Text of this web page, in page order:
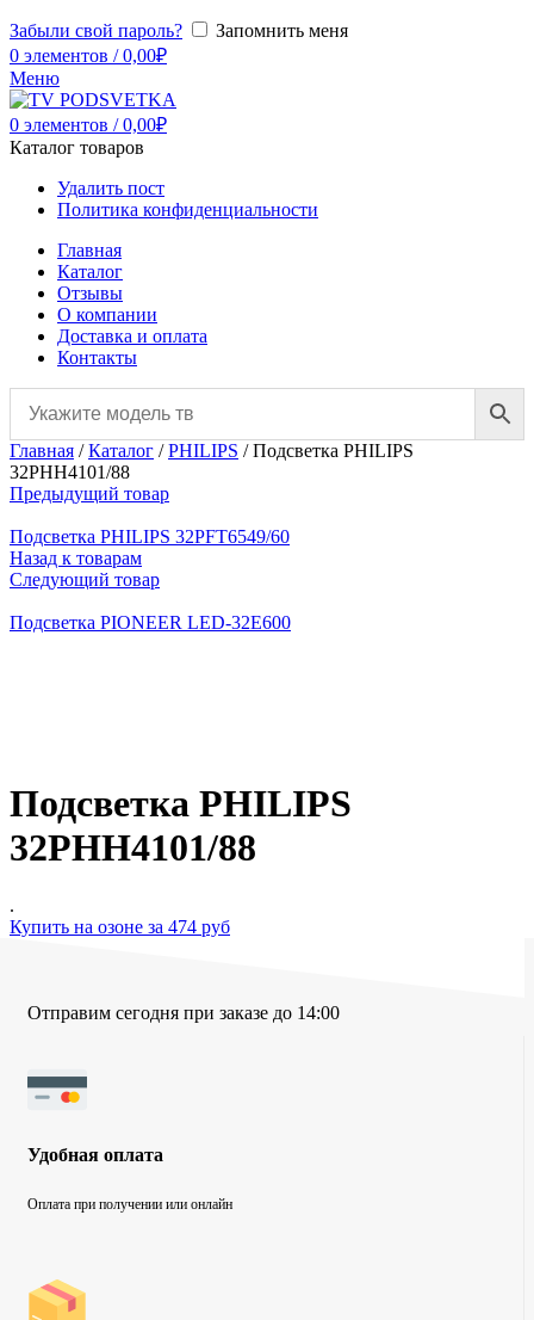
Забыли свой пароль?
Запомнить меня
0 элементов / 0,00₽
Меню
0 элементов / 0,00₽
Каталог товаров
Удалить пост
Политика конфиденциальности
Главная
Каталог
Отзывы
О компании
Доставка и оплата
Контакты
Главная /Каталог /PHILIPS /Подсветка PHILIPS
32PHH4101/88
Предыдущий товар
Подсветка PHILIPS 32PFT6549/60
Назад к товарам
Следующий товар
Подсветка PIONEER LED-32E600
Подсветка PHILIPS
32PHH4101/88
.
Купить на озоне за 474 руб
Отправим сегодня при заказе до 14:00
Удобная оплата
Оплата при получении или онлайн